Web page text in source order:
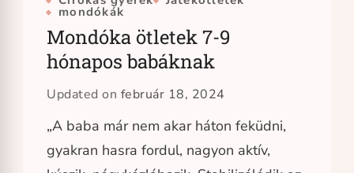
mondókák
Mondóka ötletek 7-9
hónapos babáknak
Updated on február 18, 2024
„A baba már nem akar háton feküdni,
gyakran hasra fordul, nagyon aktív,